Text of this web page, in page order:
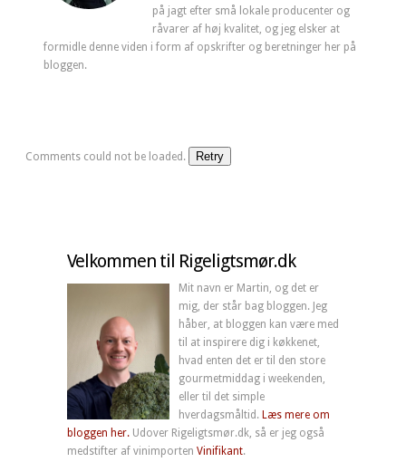
på jagt efter små lokale producenter og
råvarer af høj kvalitet, og jeg elsker at
formidle denne viden i form af opskrifter og beretninger her på
bloggen.
Comments could not be loaded. Retry
Velkommen til Rigeligtsmør.dk
Mit navn er Martin, og det er
mig, der står bag bloggen. Jeg
håber, at bloggen kan være med
til at inspirere dig i køkkenet,
hvad enten det er til den store
gourmetmiddag i weekenden,
eller til det simple
hverdagsmåltid. Læs mere om
bloggen her. Udover Rigeligtsmør.dk, så er jeg også
medstifter af vinimporten Vinifikant.